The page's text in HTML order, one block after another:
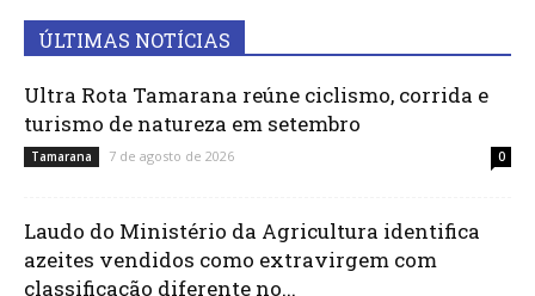
ÚLTIMAS NOTÍCIAS
Ultra Rota Tamarana reúne ciclismo, corrida e
turismo de natureza em setembro
Tamarana 7 de agosto de 2026 0
Laudo do Ministério da Agricultura identifica
azeites vendidos como extravirgem com
classificação diferente no...